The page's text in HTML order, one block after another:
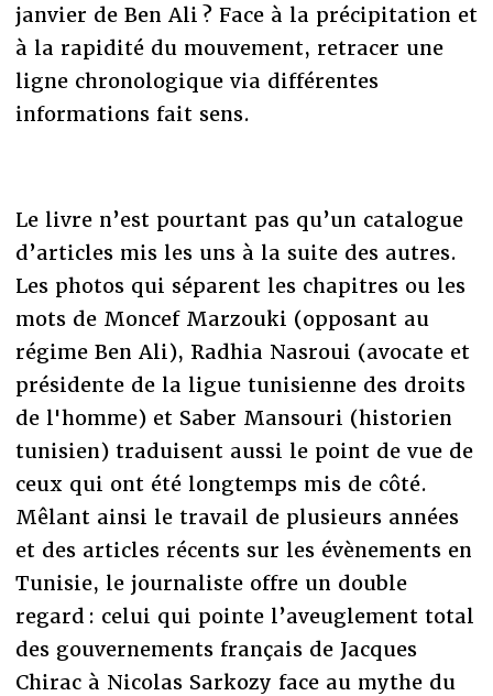
janvier de Ben Ali ? Face à la précipitation et
à la rapidité du mouvement, retracer une
ligne chronologique via différentes
informations fait sens.
Le livre n’est pourtant pas qu’un catalogue
d’articles mis les uns à la suite des autres.
Les photos qui séparent les chapitres ou les
mots de Moncef Marzouki (opposant au
régime Ben Ali), Radhia Nasroui (avocate et
présidente de la ligue tunisienne des droits
de l'homme) et Saber Mansouri (historien
tunisien) traduisent aussi le point de vue de
ceux qui ont été longtemps mis de côté.
Mêlant ainsi le travail de plusieurs années
et des articles récents sur les évènements en
Tunisie, le journaliste offre un double
regard : celui qui pointe l’aveuglement total
des gouvernements français de Jacques
Chirac à Nicolas Sarkozy face au mythe du